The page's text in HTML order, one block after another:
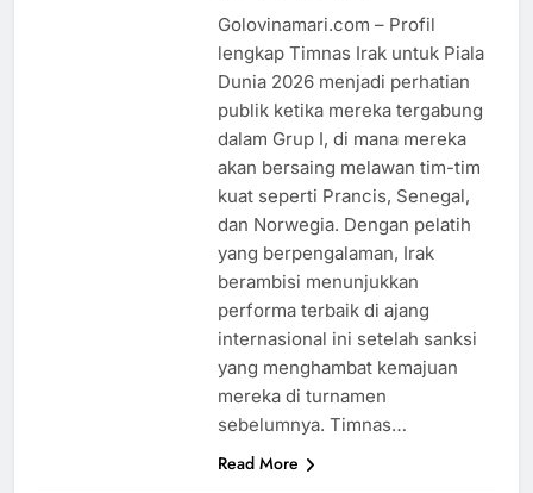
Golovinamari.com – Profil
lengkap Timnas Irak untuk Piala
Dunia 2026 menjadi perhatian
publik ketika mereka tergabung
dalam Grup I, di mana mereka
akan bersaing melawan tim-tim
kuat seperti Prancis, Senegal,
dan Norwegia. Dengan pelatih
yang berpengalaman, Irak
berambisi menunjukkan
performa terbaik di ajang
internasional ini setelah sanksi
yang menghambat kemajuan
mereka di turnamen
sebelumnya. Timnas…
Read More